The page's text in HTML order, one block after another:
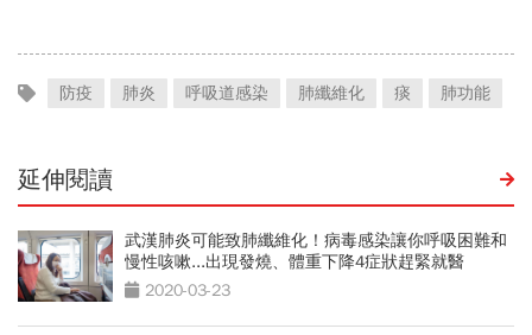
防疫 肺炎 呼吸道感染 肺纖維化 痰 肺功能
延伸閱讀
武漢肺炎可能致肺纖維化！病毒感染讓你呼吸困難和
慢性咳嗽...出現發燒、體重下降4症狀趕緊就醫
2020-03-23